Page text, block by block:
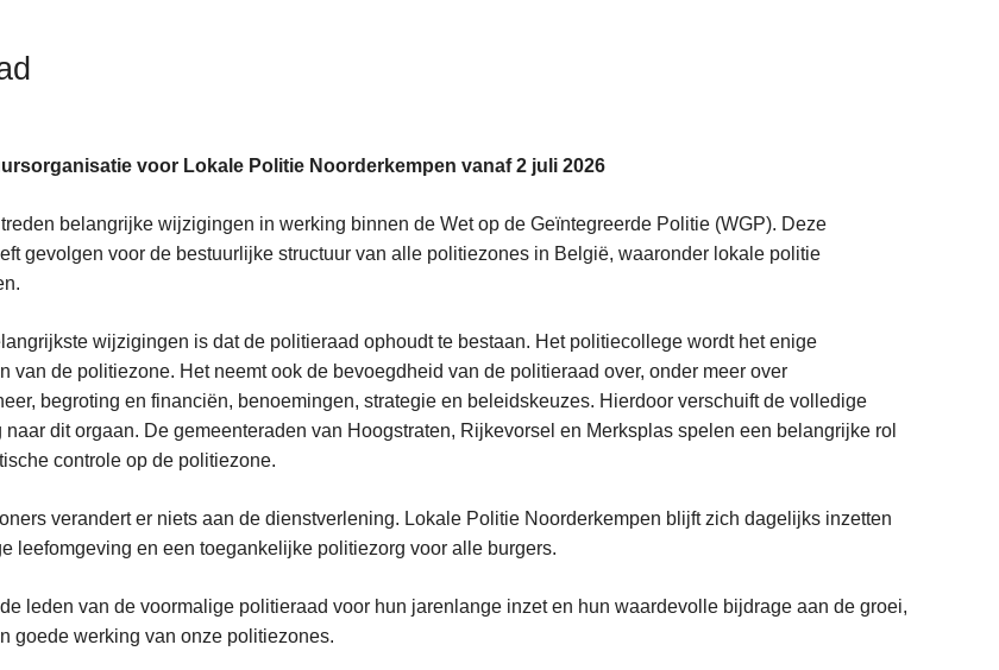
voor Lokale Politie Noorderkempen vanaf 2 juli 2026
belangrijke wijzigingen in werking binnen de Wet op de Geïntegreerde Politie (WGP). Deze
gevolgen voor de bestuurlijke structuur van alle politiezones in België, waaronder lokale politie
wijzigingen is dat de politieraad ophoudt te bestaan. Het politiecollege wordt het enige
van de politiezone. Het neemt ook de bevoegdheid van de politieraad over, onder meer over
begroting en financiën, benoemingen, strategie en beleidskeuzes. Hierdoor verschuift de volledige
naar dit orgaan. De gemeenteraden van Hoogstraten, Rijkevorsel en Merksplas spelen een belangrijke rol
controle op de politiezone.
verandert er niets aan de dienstverlening. Lokale Politie Noorderkempen blijft zich dagelijks inzetten
leefomgeving en een toegankelijke politiezorg voor alle burgers.
leden van de voormalige politieraad voor hun jarenlange inzet en hun waardevolle bijdrage aan de groei,
goede werking van onze politiezones.